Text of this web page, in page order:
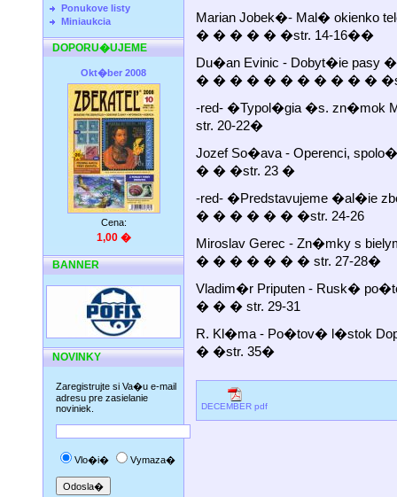
Ponukove listy
Miniaukcia
DOPORU�UJEME
Okt�ber 2008
Cena:
1,00 �
BANNER
NOVINKY
Zaregistrujte si Va�u e-mail
adresu pre zasielanie
noviniek.
Vlo�i� Vymaza�
Marian Jobek�- Mal�
� � � � � �str. 14-16��
Du�an Evinic - Dobyt�ie
� � � � � � � � � � �
-red- �Typol�gia �s. zn�mok
str. 20-22�
Jozef So�ava - Operenci,
� � �str. 23 �
-red- �Predstavujeme
� � � � � � �str. 24-26
Miroslav Gerec - Zn�mky s
� � � � � � � str. 27-28�
Vladim�r Priputen - Rusk�
� � � str. 29-31
R. Kl�ma - Po�tov� l�stok
� �str. 35�
DECEMBER pdf